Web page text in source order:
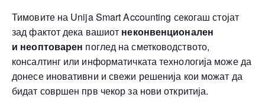
Тимовите на Unija Smart Accounting секогаш стојат
зад фактот дека вашиот неконвенционален
и неоптоварен поглед на сметководството,
консалтинг или информатичката технологија може да
донесе иновативни и свежи решенија кои можат да
бидат совршен прв чекор за нови откритија.